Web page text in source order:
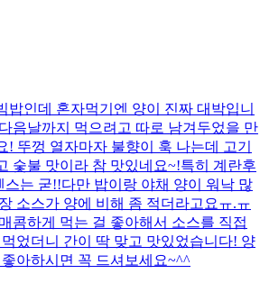
밥인데 혼자먹기엔 양이 진짜 대박입니
음날까지 먹으려고 따로 남겨두었을 만
! 뚜껑 열자마자 불향이 훅 나는데 고기
숯불 맛이라 참 맛있네요~!특히 계란후
는 굳!! ​다만 밥이랑 야채 양이 워낙 많
소스가 양에 비해 좀 적더라고요ㅠ.ㅠ
콤하게 먹는 걸 좋아해서 소스를 직접
었더니 간이 딱 맞고 맛있었습니다! 양
아하시면 꼭 드셔보세요~^^